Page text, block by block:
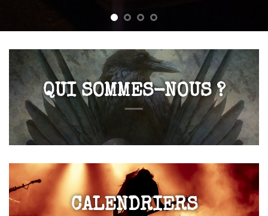
QUI SOMMES-NOUS ?
CALENDRIERS